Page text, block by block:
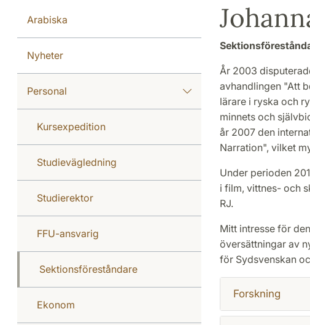
Arabiska
Nyheter
Personal
Kursexpedition
Studievägledning
Studierektor
FFU-ansvarig
Sektionsföreståndare
Ekonom
År 2003
avhandlingen "Att
lärare i ryska och
minnets och
år 2007 den
Narration", vilket
Under perioden
i film, vittnes- och
RJ.
Mitt intresse för
översättningar av
för Sydsvenskan
Forskning